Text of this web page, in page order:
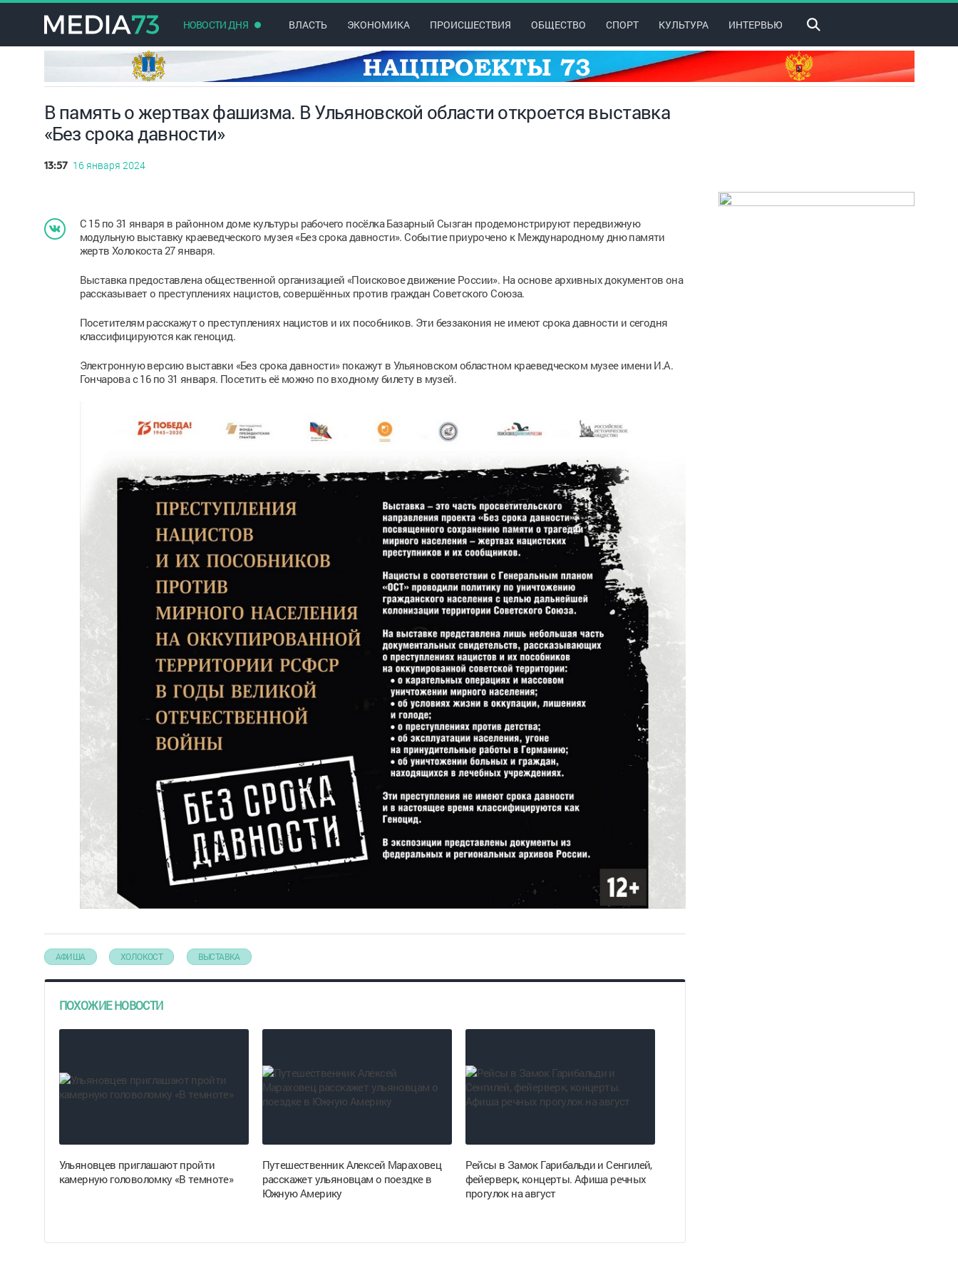
НОВОСТИ ДНЯ ВЛАСТЬ ЭКОНОМИКА ПРОИСШЕСТВИЯ ОБЩЕСТВО СПОРТ КУЛЬТУРА ИНТЕРВЬЮ
В память о жертвах фашизма. В Ульяновской области откроется выставка
«Без срока давности»
13:57 16 января 2024
С 15 по 31 января в районном доме культуры рабочего посёлка Базарный Сызган продемонстрируют передвижную
модульную выставку краеведческого музея «Без срока давности». Событие приурочено к Международному дню памяти
жертв Холокоста 27 января.
Выставка предоставлена общественной организацией «Поисковое движение России». На основе архивных документов она
рассказывает о преступлениях нацистов, совершённых против граждан Советского Союза.
Посетителям расскажут о преступлениях нацистов и их пособников. Эти беззакония не имеют срока давности и сегодня
классифицируются как геноцид.
Электронную версию выставки «Без срока давности» покажут в Ульяновском областном краеведческом музее имени И.А.
Гончарова с 16 по 31 января. Посетить её можно по входному билету в музей.
АФИША ХОЛОКОСТ ВЫСТАВКА
ПОХОЖИЕ НОВОСТИ
Ульяновцев приглашают пройти
камерную головоломку «В темноте»
Путешественник Алексей Мараховец
расскажет ульяновцам о поездке в
Южную Америку
Рейсы в Замок Гарибальди и Сенгилей,
фейерверк, концерты. Афиша речных
прогулок на август